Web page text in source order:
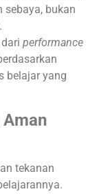
sebaya, bukan
performance
belajar yang
tekanan